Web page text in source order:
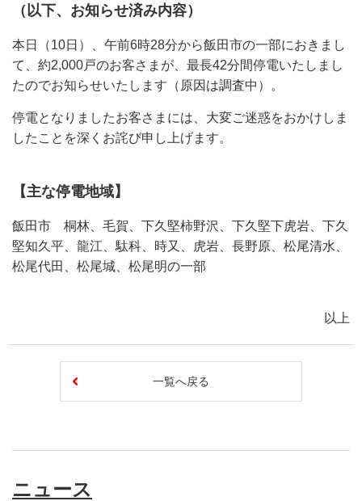
（以下、お知らせ済み内容）
本日（10日）、午前6時28分から飯田市の一部におきまし
て、約2,000戸のお客さまが、最長42分間停電いたしまし
たのでお知らせいたします（原因は調査中）。
停電となりましたお客さまには、大変ご迷惑をおかけしま
したことを深くお詫び申し上げます。
【主な停電地域】
飯田市 桐林、毛賀、下久堅柿野沢、下久堅下虎岩、下久
堅知久平、龍江、駄科、時又、虎岩、長野原、松尾清水、
松尾代田、松尾城、松尾明の一部
以上
一覧へ戻る
ニュース